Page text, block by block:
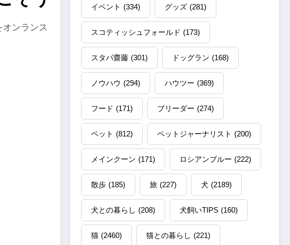
ンランス
イベント (334) グッズ (281)
スコティッシュフォールド (173)
スタパ齋藤 (301) ドッグラン (168)
ノウハウ (294) ハウツー (369)
フード (171) ブリーダー (274)
ペット (812) ペットジャーナリスト (200)
メインクーン (171) ロシアンブルー (222)
散歩 (185) 旅 (227) 犬 (2189)
犬との暮らし (208) 犬飼いTIPS (160)
猫 (2460) 猫との暮らし (221)